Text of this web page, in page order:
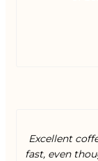
Excellent
fast, even